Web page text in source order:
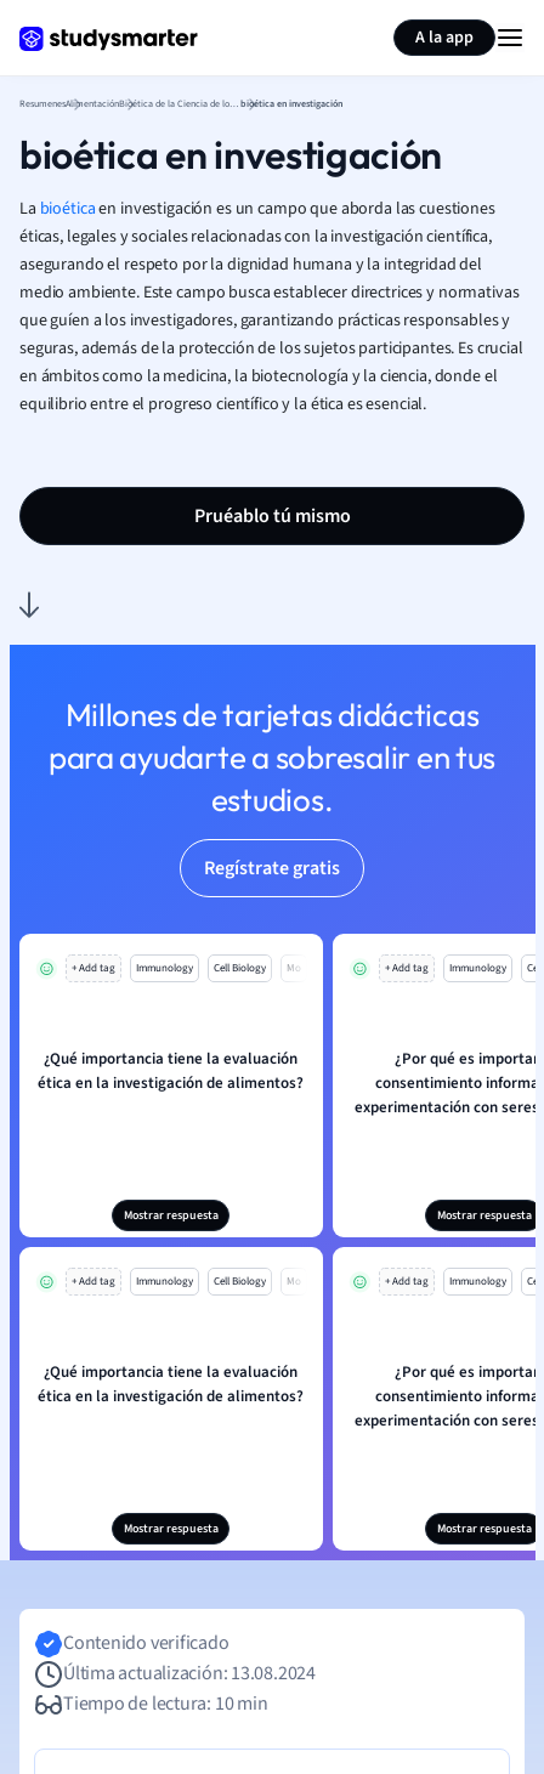
A la app
ResumenesAlimentación Bioética de la Ciencia de los Alimentosbioética en investigación
bioética en investigación
La bioéticaen investigación es un campo que aborda las cuestiones
éticas, legales y sociales relacionadas con la investigación científica,
asegurando el respeto por la dignidad humana y la integridad del
medio ambiente. Este campo busca establecer directrices y normativas
que guíen a los investigadores, garantizando prácticas responsables y
seguras, además de la protección de los sujetos participantes. Es crucial
en ámbitos como la medicina, la biotecnología y la ciencia, donde el
equilibrio entre el progreso científico y la ética es esencial.
Pruéablo tú mismo
Millones de tarjetas didácticas
para ayudarte a sobresalir en tus
estudios.
Regístrate gratis
+ Add tag Immunology Cell Biology Mo
¿Qué importancia tiene la evaluación
ética en la investigación de alimentos?
Mostrar respuesta
+ Add tag Immunology
¿Por qué es
consentimiento
experimentación con seres
Mostrar respuesta
+ Add tag Immunology Cell Biology Mo
¿Qué importancia tiene la evaluación
ética en la investigación de alimentos?
Mostrar respuesta
+ Add tag Immunology
¿Por qué es
consentimiento
experimentación con seres
Mostrar respuesta
Resumir página
Contenido verificado
Última actualización: 13.08.2024
Tiempo de lectura: 10 min